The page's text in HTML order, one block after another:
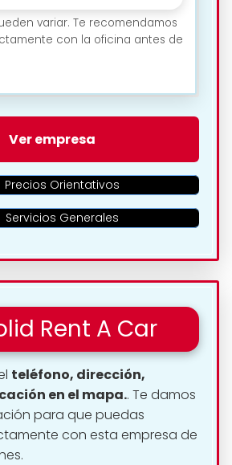
variar. Te recomendamos
con la oficina antes de
de Vuelacar .
De Coches Y
en Valladolid:
Ver empresa
Precios Orientativos
Servicios Generales
Rent A Car
teléfono, dirección,
en el mapa.. Te damos
para que puedas
con esta empresa de